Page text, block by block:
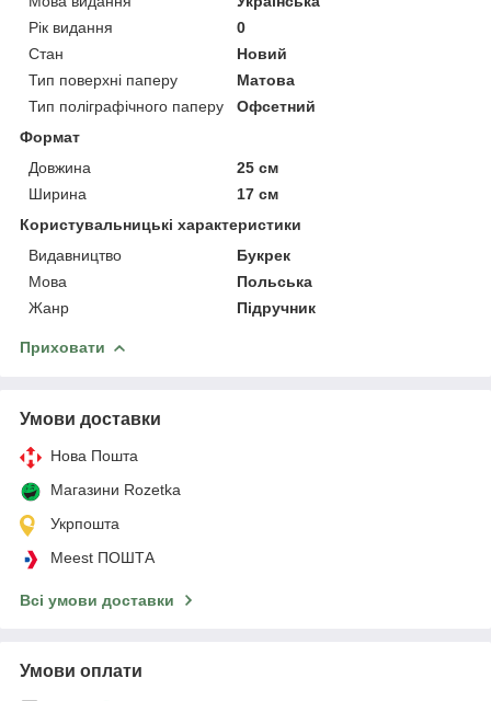
Рік видання
0
Стан
Новий
Тип поверхні паперу
Матова
Тип поліграфічного паперу
Офсетний
Формат
Довжина
25 см
Ширина
17 см
Користувальницькі характеристики
Видавництво
Букрек
Мова
Польська
Жанр
Підручник
Приховати
Умови доставки
Нова Пошта
Магазини Rozetka
Укрпошта
Meest ПОШТА
Всі умови доставки
Умови оплати